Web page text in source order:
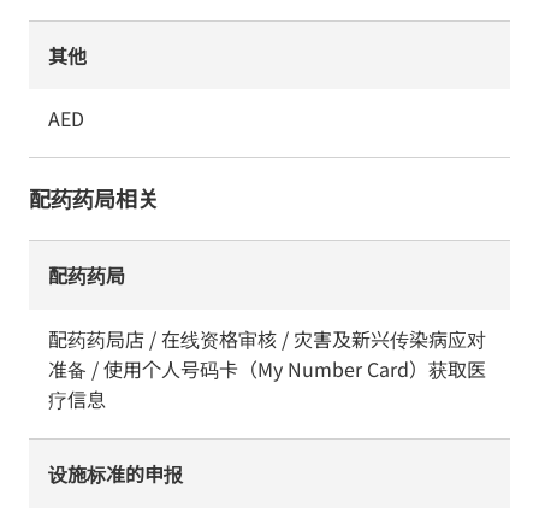
其他
AED
配药药局相关
配药药局
配药药局店 / 在线资格审核 / 灾害及新兴传染病应对
准备 / 使用个人号码卡（My Number Card）获取医
疗信息
设施标准的申报